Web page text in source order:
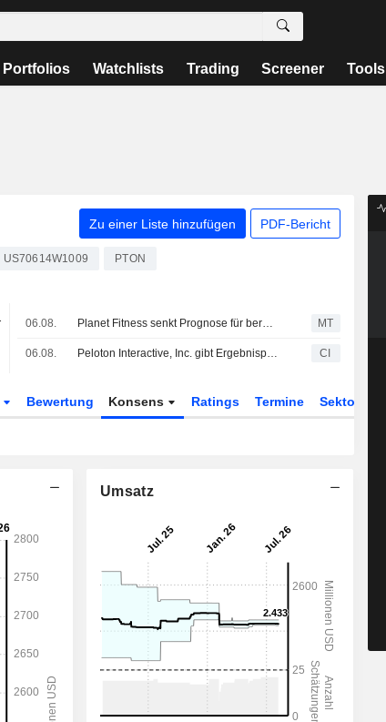
Portfolios Watchlists Trading Screener Tools
Zu einer Liste hinzufügen PDF-Bericht
US70614W1009 PTON
06.08. Planet Fitness senkt Prognose für bereinigtes Ergebnis; Peloton mit verhaltener Umsatzprognose MT
06.08. Peloton Interactive, Inc. gibt Ergebnisprognose für das erste Quartal und das Gesamtjahr 2027 ab CI
Bewertung Konsens Ratings Termine Sektor
Umsatz